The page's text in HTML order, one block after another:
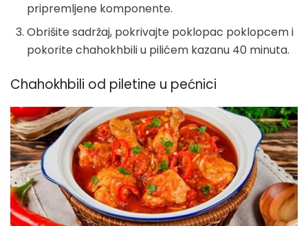
pripremljene komponente.
Obrišite sadržaj, pokrivajte poklopac poklopcem i
pokorite chahokhbili u pilićem kazanu 40 minuta.
Chahokhbili od piletine u pećnici